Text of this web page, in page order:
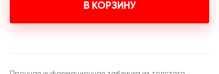
В КОРЗИНУ